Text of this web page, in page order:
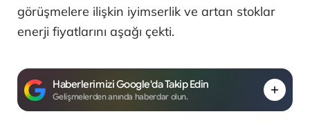
görüşmelere ilişkin iyimserlik ve artan stoklar
enerji fiyatlarını aşağı çekti.
Haberlerimizi Google'da Takip Edin
Gelişmelerden anında haberdar olun.